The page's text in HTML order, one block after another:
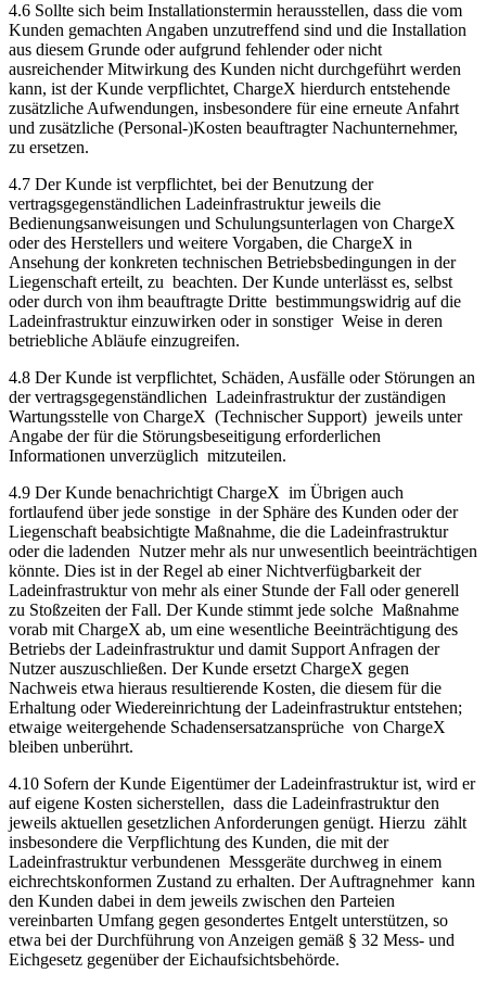
4.6 Sollte sich beim Installationstermin herausstellen, dass die vom
Kunden gemachten Angaben unzutreffend sind und die Installation
aus diesem Grunde oder aufgrund fehlender oder nicht
ausreichender Mitwirkung des Kunden nicht durchgeführt werden
kann, ist der Kunde verpflichtet, ChargeX hierdurch entstehende
zusätzliche Aufwendungen, insbesondere für eine erneute Anfahrt
und zusätzliche (Personal-)Kosten beauftragter Nachunternehmer,
zu ersetzen.
4.7 Der Kunde ist verpflichtet, bei der Benutzung der
vertragsgegenständlichen Ladeinfrastruktur jeweils die
Bedienungsanweisungen und Schulungsunterlagen von ChargeX
oder des Herstellers und weitere Vorgaben, die ChargeX in
Ansehung der konkreten technischen Betriebsbedingungen in der
Liegenschaft erteilt, zu beachten. Der Kunde unterlässt es, selbst
oder durch von ihm beauftragte Dritte bestimmungswidrig auf die
Ladeinfrastruktur einzuwirken oder in sonstiger Weise in deren
betriebliche Abläufe einzugreifen.
4.8 Der Kunde ist verpflichtet, Schäden, Ausfälle oder Störungen an
der vertragsgegenständlichen Ladeinfrastruktur der zuständigen
Wartungsstelle von ChargeX (Technischer Support) jeweils unter
Angabe der für die Störungsbeseitigung erforderlichen
Informationen unverzüglich mitzuteilen.
4.9 Der Kunde benachrichtigt ChargeX im Übrigen auch
fortlaufend über jede sonstige in der Sphäre des Kunden oder der
Liegenschaft beabsichtigte Maßnahme, die die Ladeinfrastruktur
oder die ladenden Nutzer mehr als nur unwesentlich beeinträchtigen
könnte. Dies ist in der Regel ab einer Nichtverfügbarkeit der
Ladeinfrastruktur von mehr als einer Stunde der Fall oder generell
zu Stoßzeiten der Fall. Der Kunde stimmt jede solche Maßnahme
vorab mit ChargeX ab, um eine wesentliche Beeinträchtigung des
Betriebs der Ladeinfrastruktur und damit Support Anfragen der
Nutzer auszuschließen. Der Kunde ersetzt ChargeX gegen
Nachweis etwa hieraus resultierende Kosten, die diesem für die
Erhaltung oder Wiedereinrichtung der Ladeinfrastruktur entstehen;
etwaige weitergehende Schadensersatzansprüche von ChargeX
bleiben unberührt.
4.10 Sofern der Kunde Eigentümer der Ladeinfrastruktur ist, wird er
auf eigene Kosten sicherstellen, dass die Ladeinfrastruktur den
jeweils aktuellen gesetzlichen Anforderungen genügt. Hierzu zählt
insbesondere die Verpflichtung des Kunden, die mit der
Ladeinfrastruktur verbundenen Messgeräte durchweg in einem
eichrechtskonformen Zustand zu erhalten. Der Auftragnehmer kann
den Kunden dabei in dem jeweils zwischen den Parteien
vereinbarten Umfang gegen gesondertes Entgelt unterstützen, so
etwa bei der Durchführung von Anzeigen gemäß § 32 Mess- und
Eichgesetz gegenüber der Eichaufsichtsbehörde.